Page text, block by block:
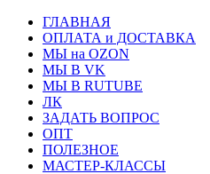
ГЛАВНАЯ
ОПЛАТА и ДОСТАВКА
МЫ на OZON
МЫ В VK
МЫ В RUTUBE
ЛК
ЗАДАТЬ ВОПРОС
ОПТ
ПОЛЕЗНОЕ
МАСТЕР-КЛАССЫ